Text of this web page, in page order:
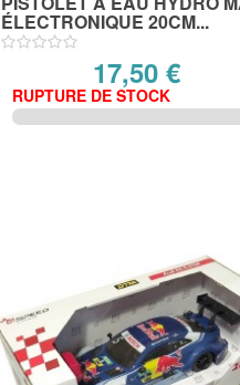
ÉLECTRONIQUE 20CM...
17,50 €
RUPTURE DE STOCK